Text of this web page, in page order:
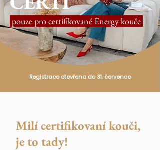
pouze pro certifikované Energy kouče
Registrace otevřena do 31. července
Milí certifikovaní kouči,
je to tady!